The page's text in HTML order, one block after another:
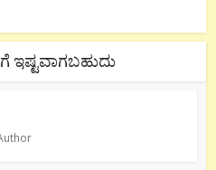
ಇಷ್ಟವಾಗಬಹುದು